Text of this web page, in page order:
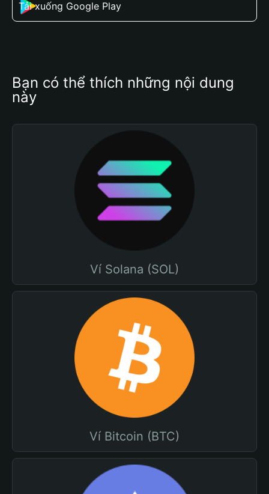
Tải xuống Google Play
Bạn có thể thích những nội dung
này
Ví Solana (SOL)
Ví Bitcoin (BTC)